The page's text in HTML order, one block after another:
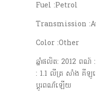
Fuel :Petrol
Transmission
Color :Other
ឆ្នាំផលិត: 2012 ពណ៍
: 1.1 លីត្រ សាំង គីឡូប្
ប្តូរពណ័ឡើយ